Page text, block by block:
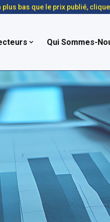
plus bas que le prix publié,
Qui Sommes-